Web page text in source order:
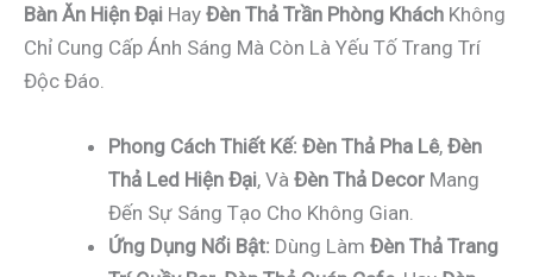
Bàn Ăn Hiện Đại Hay Đèn Thả Trần Phòng Khách Không
Chỉ Cung Cấp Ánh Sáng Mà Còn Là Yếu Tố Trang Trí
Độc Đáo.
Phong Cách Thiết Kế: Đèn Thả Pha Lê, Đèn
Thả Led Hiện Đại, Và Đèn Thả Decor Mang
Đến Sự Sáng Tạo Cho Không Gian.
Ứng Dụng Nổi Bật: Dùng Làm Đèn Thả Trang